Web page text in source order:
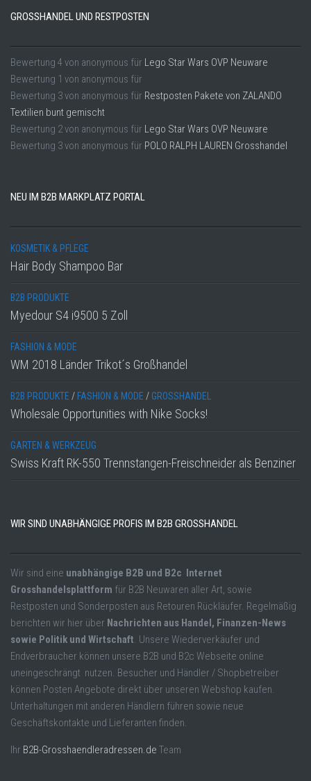
GROSSHANDEL UND RESTPOSTEN
Bewertung 4 von anonymous für Lego Star Wars OVP Neuware
Bewertung 1 von anonymous für
Bewertung 3von anonymous für Restposten Pakete von ZALANDO
Textilien bunt gemischt
Bewertung 2von anonymous für Lego Star Wars OVP Neuware
Bewertung 3von anonymous für POLO RALPH LAUREN Grosshandel
NEU IM B2B MARKPLATZ PORTAL
KOSMETIK & PFLEGE
Hair Body Shampoo Bar
B2B PRODUKTE
Myedour S4 i9500 5 Zoll
FASHION & MODE
WM 2018 Länder Trikot´s Großhandel
B2B PRODUKTE / FASHION & MODE /GROSSHANDEL
Wholesale Opportunities with Nike Socks!
GARTEN & WERKZEUG
Swiss Kraft RK-550 Trennstangen-Freischneider als Benziner
WIR SIND UNABHÄNGIGE PROFIS IM B2B GROSSHANDEL
Wir sind eine unabhängige B2B und B2c Internet
Grosshandelsplattform für B2B Neuwaren aller Art, sowie
Restposten und Sonderposten aus Retouren Rückläufer. Regelmäßig
berichten wir hier über Nachrichten aus Handel, Finanzen-News
sowie Politik und Wirtschaft. Unsere Wiederverkäufer und
Endverbraucher können unsere B2B und B2c Webseite online
uneingeschrängt nutzen. Besucher und Händler / Shopbetreiber
können Posten Angebote direkt über unseren Webshop kaufen.
Unterhaltungen mit anderen Händlern führen sowie neue
Geschäftskontakte und Lieferanten finden.
Ihr B2B-Grosshaendleradressen.de Team